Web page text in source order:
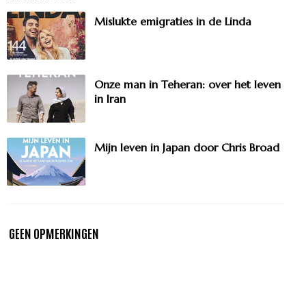
Mislukte emigraties in de Linda
Onze man in Teheran: over het leven
in Iran
Mijn leven in Japan door Chris Broad
GEEN OPMERKINGEN